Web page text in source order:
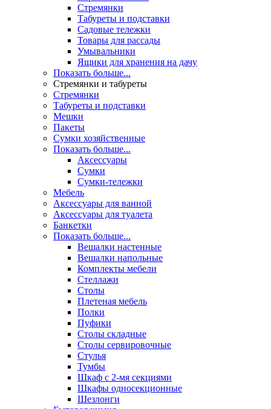
Стремянки
Табуреты и подставки
Садовые тележки
Товары для рассады
Умывальники
Ящики для хранения на дачу
Показать больше...
Стремянки и табуреты
Стремянки
Табуреты и подставки
Мешки
Пакеты
Сумки хозяйственные
Показать больше...
Аксессуары
Сумки
Сумки-тележки
Мебель
Аксессуары для ванной
Аксессуары для туалета
Банкетки
Показать больше...
Вешалки настенные
Вешалки напольные
Комплекты мебели
Стеллажи
Столы
Плетеная мебель
Полки
Пуфики
Столы складные
Столы сервировочные
Стулья
Тумбы
Шкаф с 2-мя секциями
Шкафы односекционные
Шезлонги